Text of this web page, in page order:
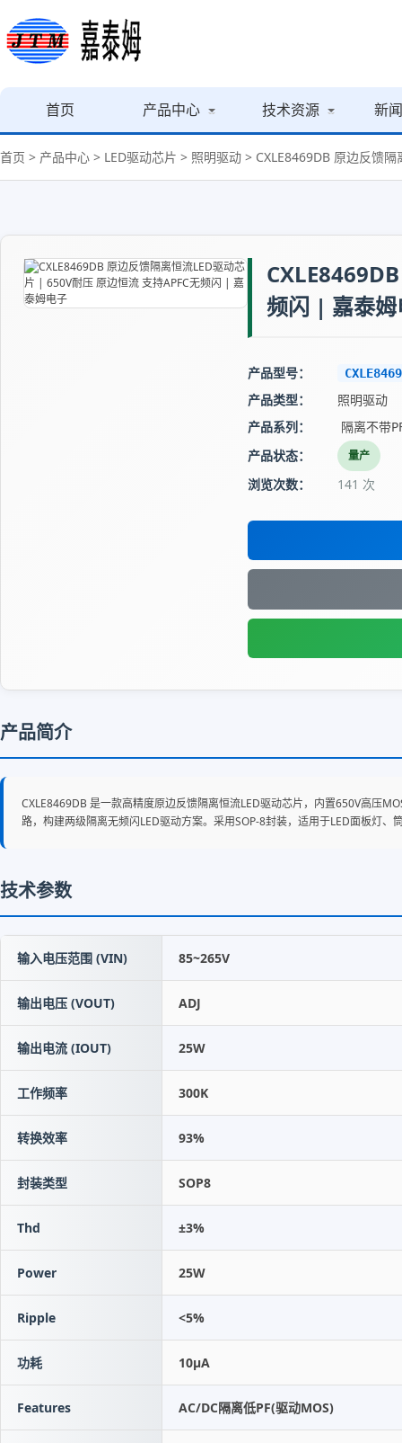
首页 产品中心 技术资源 新
首页 > 产品中心 > LED驱动芯片 > 照明驱动 > CXLE8469DB 原边反馈
频闪 | 嘉泰姆
产品型号：
产品类型：
照明驱动
产品系列：
隔离不带
产品状态：
量产
浏览次数： 141 次
产品简介
CXLE8469DB 是一款高精度原边反馈隔离恒流LED驱动芯片，内置650V高压
路，构建两级隔离无频闪LED驱动方案。采用SOP-8封装，适用于LED面板灯、
技术参数
输入电压范围 (VIN) 85~265V
输出电压 (VOUT) ADJ
输出电流 (IOUT) 25W
工作频率 300K
转换效率 93%
封装类型 SOP8
Thd ±3%
Power 25W
Ripple <5%
功耗 10μA
Features AC/DC隔离低PF(驱动MOS)